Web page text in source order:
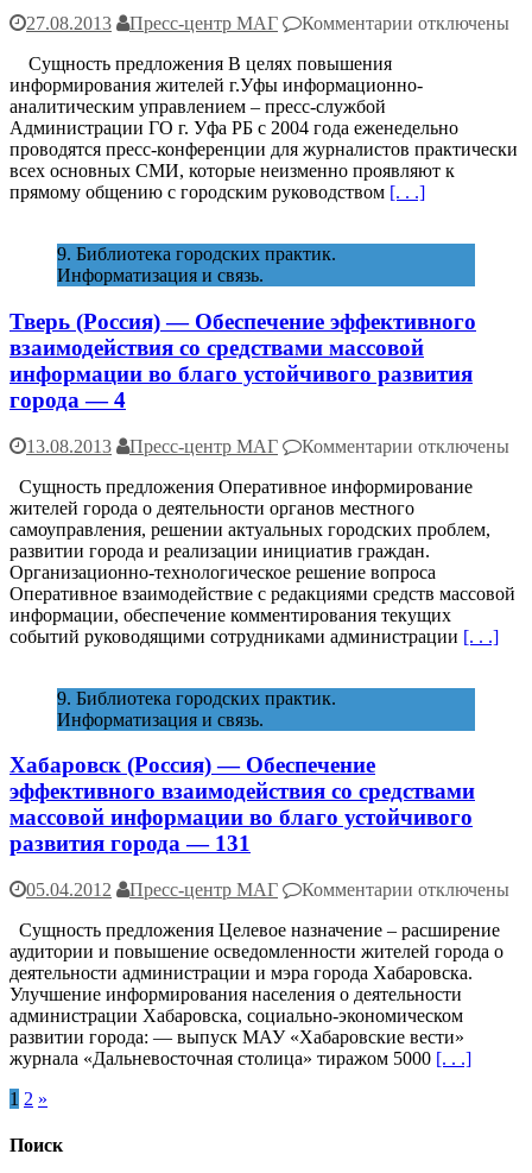
это
54
27.08.2013 Пресс-центр МАГ Комментарии к
(Россия)
Организация
регулярного
населения
Уфа
—
37
отключены
Сущность предложения В целях повышения
информирования жителей г.Уфы информационно-
аналитическим управлением – пресс-службой
Администрации ГО г. Уфа РБ с 2004 года еженедельно
проводятся пресс-конференции для журналистов практически
всех основных СМИ, которые неизменно проявляют к
прямому общению с городским руководством [. . .]
9. Библиотека городских практик.
Информатизация и связь.
Тверь (Россия) — Обеспечение эффективного
взаимодействия со средствами массовой
информации во благо устойчивого развития
города — 4
13.08.2013 Пресс-центр МАГ Комментарии к
Тверь
(Россия)
—
Обеспечение
эффективного
со
средствами
города
4
отключены
Сущность предложения Оперативное информирование
жителей города о деятельности органов местного
самоуправления, решении актуальных городских проблем,
развитии города и реализации инициатив граждан.
Организационно-технологическое решение вопроса
Оперативное взаимодействие с редакциями средств массовой
информации, обеспечение комментирования текущих
событий руководящими сотрудниками администрации [. . .]
9. Библиотека городских практик.
Информатизация и связь.
Хабаровск (Россия) — Обеспечение
эффективного взаимодействия со средствами
массовой информации во благо устойчивого
развития города — 131
05.04.2012 Пресс-центр МАГ Комментарии к
Хабаровск
(Россия)
—
Обеспечение
эффективного
со
отключены
Сущность предложения Целевое назначение – расширение
аудитории и повышение осведомленности жителей города о
деятельности администрации и мэра города Хабаровска.
Улучшение информирования населения о деятельности
администрации Хабаровска, социально-экономическом
развитии города: — выпуск МАУ «Хабаровские вести»
журнала «Дальневосточная столица» тиражом 5000 [. . .]
Пагинация
записей
1 2 »
Поиск